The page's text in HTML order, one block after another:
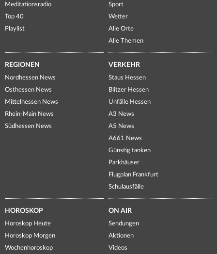
Meditationsradio
Top 40
Playlist
Sport
Wetter
Alle Orte
Alle Themen
REGIONEN
Nordhessen News
Osthessen News
Mittelhessen News
Rhein-Main News
Südhessen News
VERKEHR
Staus Hessen
Blitzer Hessen
Unfälle Hessen
A3 News
A5 News
A661 News
Günstig tanken
Parkhäuser
Flugplan Frankfurt
Schulausfälle
HOROSKOP
Horoskop Heute
Horoskop Morgen
Wochenhoroskop
ON AIR
Sendungen
Aktionen
Videos